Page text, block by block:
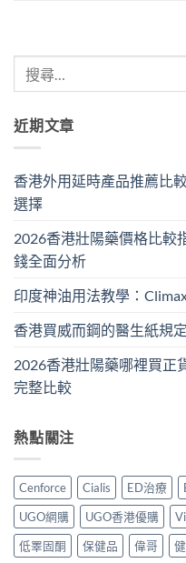
近期文章
香港外用延時產品推薦比
選擇
2026香港壯陽藥價格比較
錢全面分析
印度神油用法教學：
香港買威而鋼的醫生紙規
2026香港壯陽藥哪裡買正
完整比較
熱點關注
Cenforce Cialis ED治療
UGO網購
UGO香港優購
低睪固酮
保健品 偉哥